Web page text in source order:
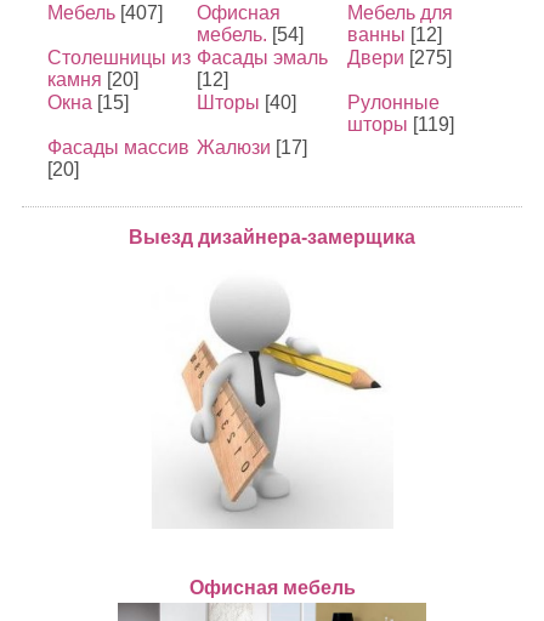
Мебель [407]
Офисная
мебель. [54]
Мебель для
ванны [12]
Столешницы из
камня [20]
Фасады эмаль
[12]
Двери [275]
Окна [15] Шторы [40]
Рулонные
шторы [119]
Фасады массив
[20]
Жалюзи [17]
Выезд дизайнера-замерщика
Офисная мебель